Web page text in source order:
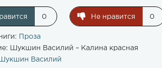
0 Не нравится 0
Проза
Шукшин Василий – Калина красная
Шукшин Василий